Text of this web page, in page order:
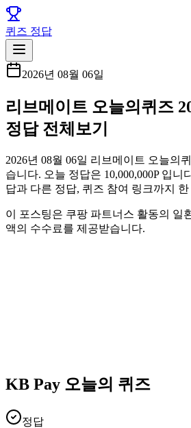
퀴즈 정답
2026년 08월 06일
리브메이트 오늘의퀴즈
정답 전체보기
2026년 08월 06일 리브메이트 오늘의
습니다. 오늘 정답은 10,000,000P 입니
답과 다른 정답, 퀴즈 참여 링크까지
이 포스팅은 쿠팡 파트너스 활동의 일
액의 수수료를 제공받습니다.
KB Pay 오늘의 퀴즈
정답